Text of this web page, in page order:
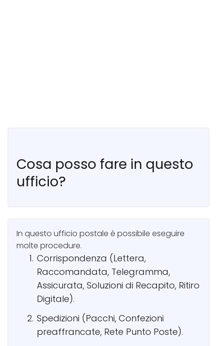
Cosa posso fare in questo
ufficio?
In questo ufficio postale è possibile eseguire
molte procedure.
Corrispondenza (Lettera,
Raccomandata, Telegramma,
Assicurata, Soluzioni di Recapito, Ritiro
Digitale).
Spedizioni (Pacchi, Confezioni
preaffrancate, Rete Punto Poste).